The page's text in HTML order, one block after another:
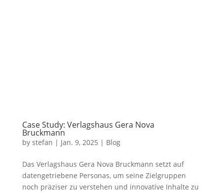
Case Study: Verlagshaus Gera Nova
Bruckmann
by stefan | Jan. 9, 2025 | Blog
Das Verlagshaus Gera Nova Bruckmann setzt auf
datengetriebene Personas, um seine Zielgruppen
noch präziser zu verstehen und innovative Inhalte zu